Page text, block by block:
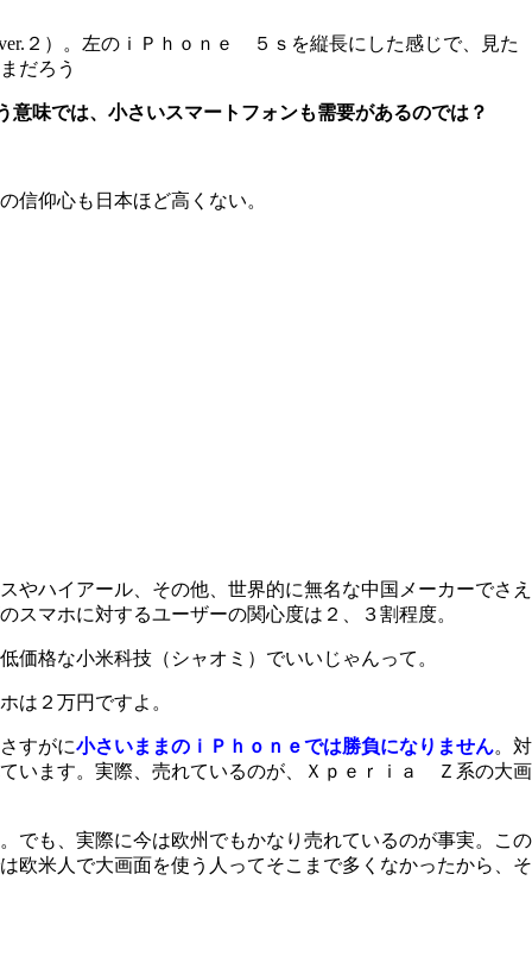
２）。左のｉＰｈｏｎｅ ５ｓを縦長にした感じで、見た
だろう
味では、小さいスマートフォンも需要があるのでは？
信仰心も日本ほど高くない。
ハイアール、その他、世界的に無名な中国メーカーでさえ
マホに対するユーザーの関心度は２、３割程度。
格な小米科技（シャオミ）でいいじゃんって。
は２万円ですよ。
すがに小さいままのｉＰｈｏｎｅでは勝負になりません。対
います。実際、売れているのが、Ｘｐｅｒｉａ Ｚ系の大画
でも、実際に今は欧州でもかなり売れているのが事実。この
米人で大画面を使う人ってそこまで多くなかったから、そ